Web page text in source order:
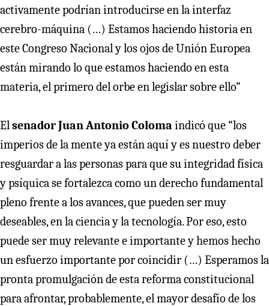
activamente podrían introducirse en la interfaz
cerebro-máquina (…) Estamos haciendo historia en
este Congreso Nacional y los ojos de Unión Europea
están mirando lo que estamos haciendo en esta
materia, el primero del orbe en legislar sobre ello”
El senador Juan Antonio Coloma indicó que “los
imperios de la mente ya están aquí y es nuestro deber
resguardar a las personas para que su integridad física
y psíquica se fortalezca como un derecho fundamental
pleno frente a los avances, que pueden ser muy
deseables, en la ciencia y la tecnología. Por eso, esto
puede ser muy relevante e importante y hemos hecho
un esfuerzo importante por coincidir (…) Esperamos la
pronta promulgación de esta reforma constitucional
para afrontar, probablemente, el mayor desafío de los